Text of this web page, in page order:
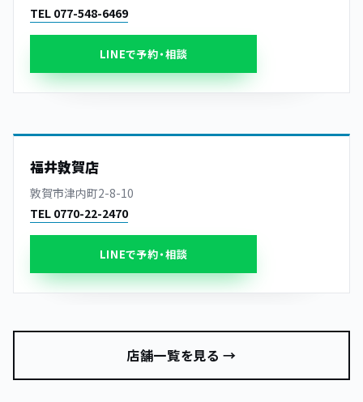
TEL 077-548-6469
LINEで予約・相談
福井敦賀店
敦賀市津内町2-8-10
TEL 0770-22-2470
LINEで予約・相談
店舗一覧を見る →